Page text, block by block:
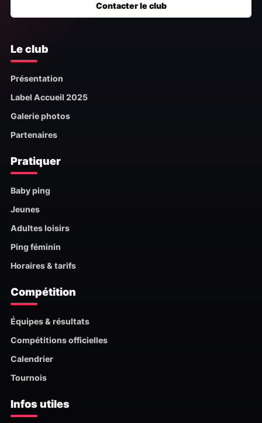
Contacter le club
Le club
Présentation
Label Accueil 2025
Galerie photos
Partenaires
Pratiquer
Baby ping
Jeunes
Adultes loisirs
Ping féminin
Horaires & tarifs
Compétition
Équipes & résultats
Compétitions officielles
Calendrier
Tournois
Infos utiles